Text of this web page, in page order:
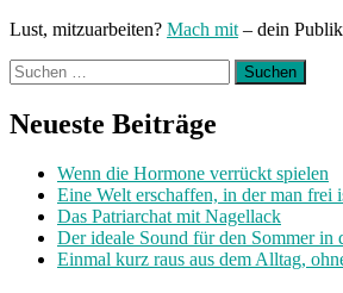
Lust, mitzuarbeiten? Mach mit – dein
Suchen
nach:
Neueste Beiträge
Wenn die Hormone verrückt spielen
Eine Welt erschaffen, in der man frei
Das Patriarchat mit Nagellack
Der ideale Sound für den Sommer in
Einmal kurz raus aus dem Alltag,